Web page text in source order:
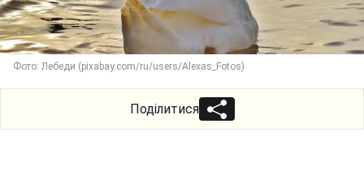
Фото: Лебеди (pixabay.com/ru/users/Alexas_Fotos)
Поділитися